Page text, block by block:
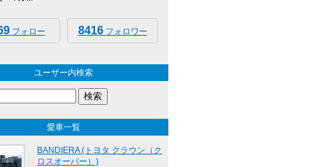
フォロー 8416フォロワー
ユーザー内検索
愛車一覧
BANDIERA (トヨタ クラウン（ク
ロスオーバー）)